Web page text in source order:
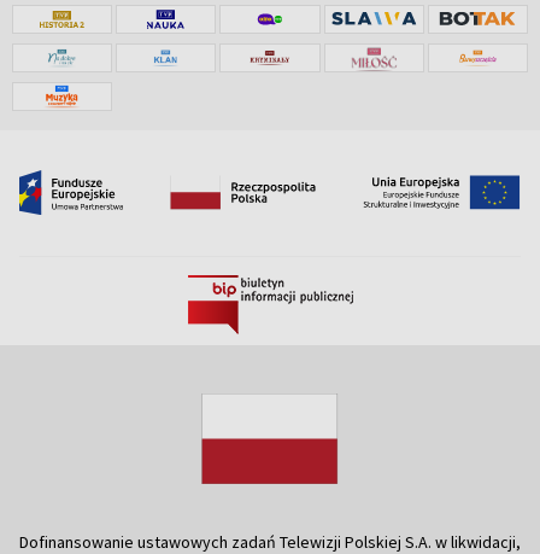
Dofinansowanie ustawowych zadań Telewizji Polskiej S.A. w likwidacji,